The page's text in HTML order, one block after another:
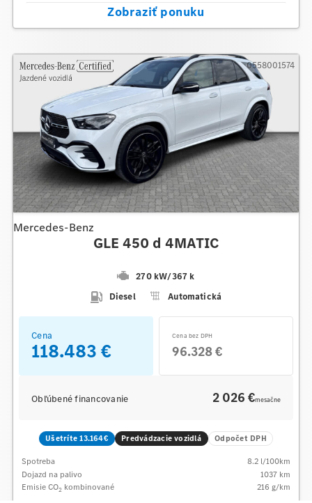
Zobraziť ponuku
Mercedes-Benz
GLE 450 d 4MATIC
270 kW/367 k
Diesel
Automatická
0558001574
Cena
118.483 €
Cena bez DPH
96.328 €
Obľúbené financovanie 2 026 €mesačne
Ušetríte 13.164€ Predvádzacie vozidlá Odpočet DPH
Spotreba 8.2 l/100km
Dojazd na palivo
1037 km
Emisie CO2 kombinované 216 g/km